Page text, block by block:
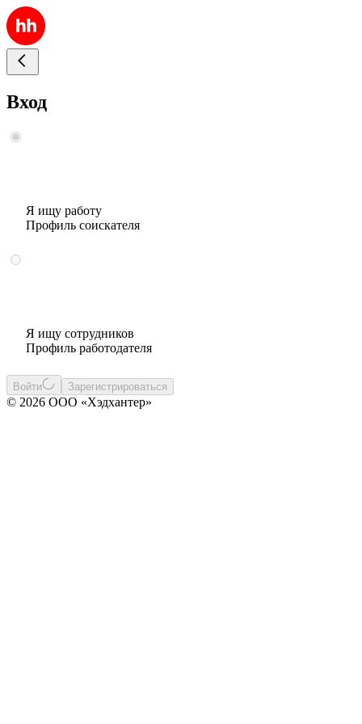
Вход
Я ищу работу
Профиль соискателя
Я ищу сотрудников
Профиль работодателя
Войти Зарегистрироваться
© 2026 ООО «Хэдхантер»